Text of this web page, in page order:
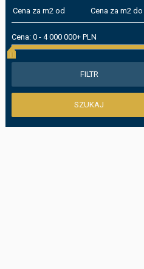
Cena: 0 - 4 000 000+ PLN